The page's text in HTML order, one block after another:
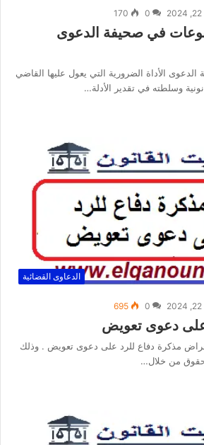
0
170
في صحيفة الدعوى
الأداة الضرورية التي يعول عليها القاضي
وسلطته في تقدير الأدلة…
الدعاوى القضائية
0
695
على دعوى تعويض
مذكرة دفاع للرد على دعوى تعويض . وذلك
من خلال…